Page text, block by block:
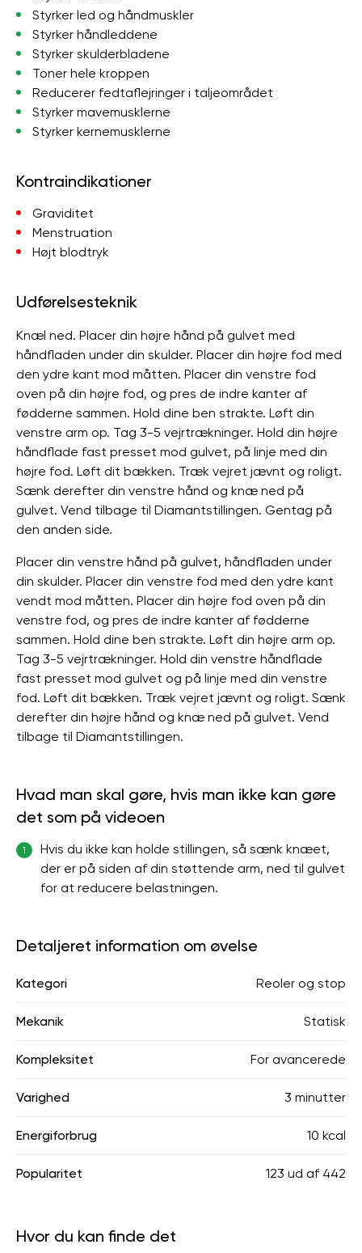
Styrker led og håndmuskler
Styrker håndleddene
Styrker skulderbladene
Toner hele kroppen
Reducerer fedtaflejringer i taljeområdet
Styrker mavemusklerne
Styrker kernemusklerne
Kontraindikationer
Graviditet
Menstruation
Højt blodtryk
Udførelsesteknik
Knæl ned. Placer din højre hånd på gulvet med
håndfladen under din skulder. Placer din højre fod med
den ydre kant mod måtten. Placer din venstre fod
oven på din højre fod, og pres de indre kanter af
fødderne sammen. Hold dine ben strakte. Løft din
venstre arm op. Tag 3-5 vejrtrækninger. Hold din højre
håndflade fast presset mod gulvet, på linje med din
højre fod. Løft dit bækken. Træk vejret jævnt og roligt.
Sænk derefter din venstre hånd og knæ ned på
gulvet. Vend tilbage til Diamantstillingen. Gentag på
den anden side.
Placer din venstre hånd på gulvet, håndfladen under
din skulder. Placer din venstre fod med den ydre kant
vendt mod måtten. Placer din højre fod oven på din
venstre fod, og pres de indre kanter af fødderne
sammen. Hold dine ben strakte. Løft din højre arm op.
Tag 3-5 vejrtrækninger. Hold din venstre håndflade
fast presset mod gulvet og på linje med din venstre
fod. Løft dit bækken. Træk vejret jævnt og roligt. Sænk
derefter din højre hånd og knæ ned på gulvet. Vend
tilbage til Diamantstillingen.
Hvad man skal gøre, hvis man ikke kan gøre
det som på videoen
1
Hvis du ikke kan holde stillingen, så sænk knæet,
der er på siden af ​​din støttende arm, ned til gulvet
for at reducere belastningen.
Detaljeret information om øvelse
Kategori Reoler og stop
Mekanik Statisk
Kompleksitet For avancerede
Varighed 3 minutter
Energiforbrug 10 kcal
Popularitet 123 ud af 442
Hvor du kan finde det